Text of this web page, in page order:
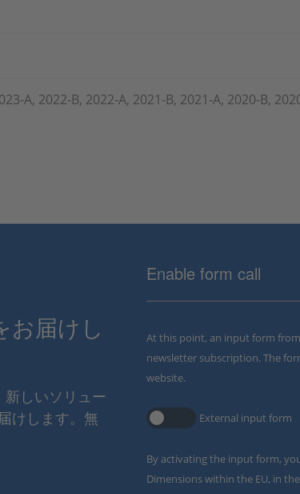
A, 2022-B, 2022-A, 2021-B, 2021-A, 2020-B,
お届けし
新しいソリュー
けします。無
Enable form call
At this point, an input form
newsletter subscription. The
website.
External input form
By activating the input form,
Dimensions within the EU, in